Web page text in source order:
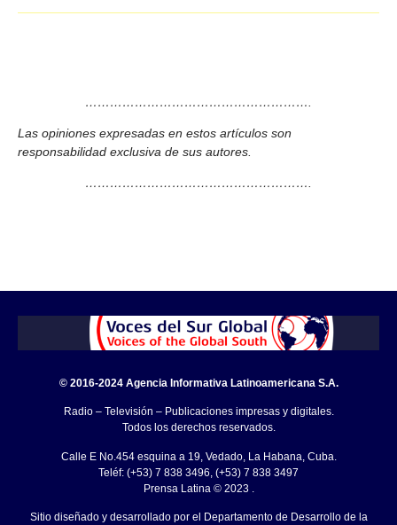
……………………………………………….
Las opiniones expresadas en estos artículos son
responsabilidad exclusiva de sus autores.
……………………………………………….
© 2016-2024 Agencia Informativa Latinoamericana S.A.
Radio – Televisión – Publicaciones impresas y digitales.
Todos los derechos reservados.
Calle E No.454 esquina a 19, Vedado, La Habana, Cuba.
Teléf: (+53) 7 838 3496, (+53) 7 838 3497
Prensa Latina © 2023 .
Sitio diseñado y desarrollado por el Departamento de Desarrollo de la